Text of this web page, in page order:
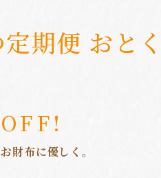
期便 おと
財布に優しく。